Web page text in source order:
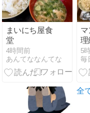
まいにち屋食
堂
4時間前
あんてななんてな
理
で
れ
5
全